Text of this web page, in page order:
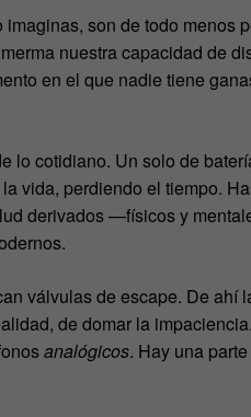
son de todo menos
nuestra capacidad de
en el que nadie tiene
lo cotidiano. Un solo de
vida, perdiendo el tiempo.
derivados —físicos y
válvulas de escape. De ahí
de domar la
analógicos. Hay una